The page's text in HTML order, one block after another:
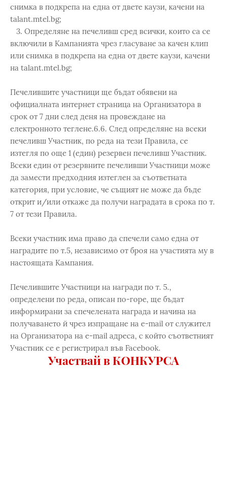
снимка в подкрепа на една от двете каузи, качени на
talant.mtel.bg;
3. Определяне на печеливш сред всички, които са се
включили в Кампанията чрез гласуване за кaчен клип
или снимка в подкрепа на една от двете каузи, качени
на talant.mtel.bg;
Печелившите участници ще бъдат обявени на
официалната интернет страница на Организатора в
срок от 7 дни след деня на провеждане на
електронното теглене.6.6. След определяне на всеки
печеливш Участник, по реда на тези Правила, се
изтегля по още 1 (един) резервен печеливш Участник.
Всеки един от резервните печеливши Участници може
да замести предходния изтеглен за съответната
категория, при условие, че същият не може да бъде
открит и/или откаже да получи наградата в срока по т.
7 от тези Правила.
Всеки участник има право да спечели само една от
наградите по т.5, независимо от броя на участията му в
настоящата Кампания.
Печелившите Участници на награди по т. 5.,
определени по реда, описан по-горе, ще бъдат
информирани за спечелената награда и начина на
получаването й чрез изпращане на e-mail от служител
на Организатора на e-mail адреса, с който съответният
Участник се е регистрирал във Facebook.
Участвай в КОНКУРСА